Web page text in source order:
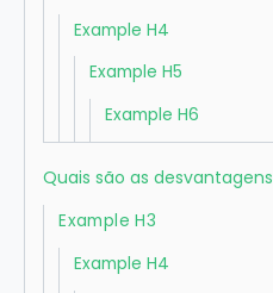
Example H4
Example H5
Example H6
Quais são as
Example H3
Example H4